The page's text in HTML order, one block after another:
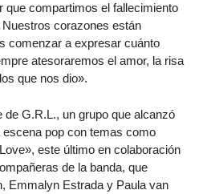
que compartimos el fallecimiento
corazones están
comenzar a expresar cuánto
atesoraremos el amor, la risa
que nos dio».
de G.R.L., un grupo que alcanzó
pop con temas como
este último en colaboración
de la banda, que
Emmalyn Estrada y Paula van